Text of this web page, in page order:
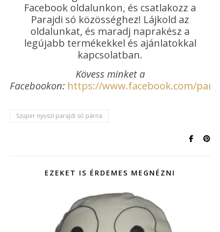
Facebook oldalunkon, és csatlakozz a
Parajdi só közösséghez! Lájkold az
oldalunkat, és maradj naprakész a
legújabb termékekkel és ajánlatokkal
kapcsolatban.
Kövess minket a
Facebookon: https://www.facebook.com/
Szuper nyuszi parajdi só párna
EZEKET IS ÉRDEMES MEGNÉZNI